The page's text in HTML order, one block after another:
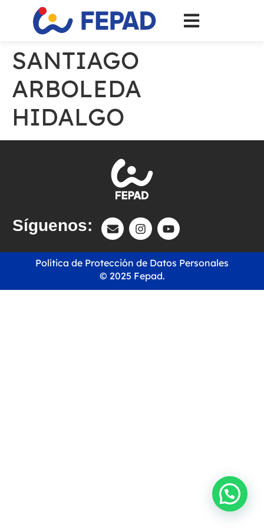
SANTIAGO
ARBOLEDA
HIDALGO
Síguenos:
© 2025 Fepad.
Política de Protección de Datos Personales